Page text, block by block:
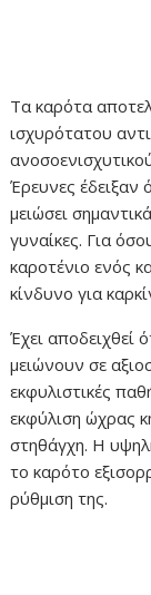
Τα καρότα
ισχυρότατου
Έρευνες έδειξαν
μειώσει
γυναίκες. Για
καροτένιο ενός
κίνδυνο για
Έχει αποδειχθεί
μειώνουν σε
εκφυλιστικές
εκφύλιση ώχρας
στηθάγχη. Η
το καρότο
ρύθμιση της.